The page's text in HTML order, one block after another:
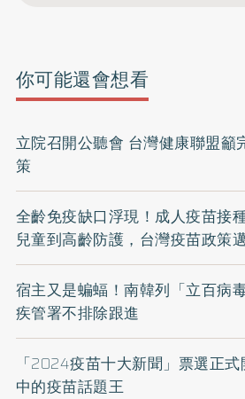
你可能還會想看
立院召開公聽會 台灣健康聯盟籲
策
全齡免疫缺口浮現！成人疫苗接
兒童到高齡防護，台灣疫苗政策
宿主又是蝙蝠！南韓列「立百病
疾管署不排除跟進
「2024疫苗十大新聞」票選正
中的疫苗話題王